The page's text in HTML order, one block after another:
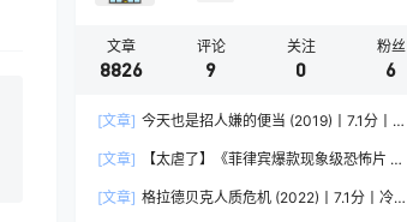
文章
8826
评论
9
关注
0
粉丝
6
[文章] 今天也是招人嫌的便当 (2019)丨7.1分丨莜
[文章]
【太虐了】《菲律宾爆款现象级恐怖片 菲
[文章] 格拉德贝克人质危机 (2022)丨7.1分丨冷门